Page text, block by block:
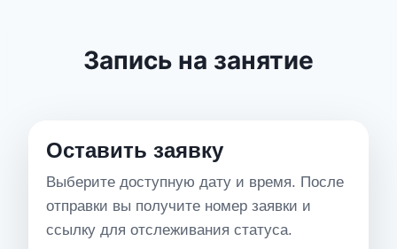
Запись на занятие
Оставить заявку
Выберите доступную дату и время. После
отправки вы получите номер заявки и
ссылку для отслеживания статуса.